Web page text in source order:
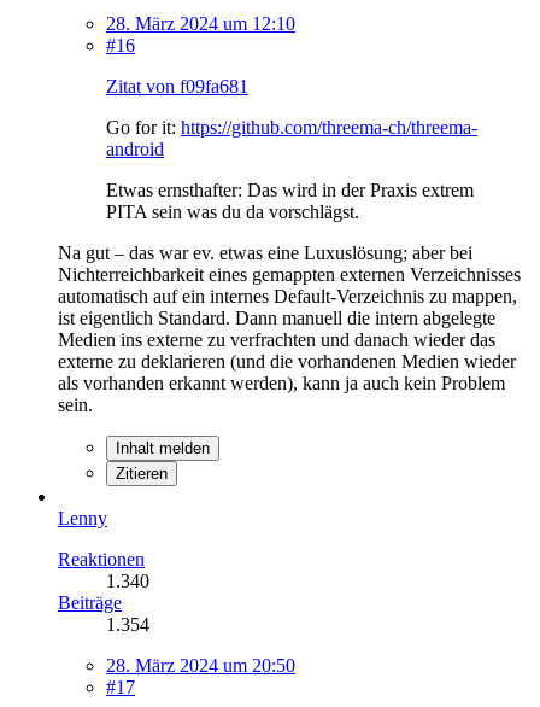
28. März 2024 um 12:10
#16
Zitat von f09fa681
Go for it: https://github.com/threema-ch/threema-
android
Etwas ernsthafter: Das wird in der Praxis extrem
PITA sein was du da vorschlägst.
Na gut – das war ev. etwas eine Luxuslösung; aber bei
Nichterreichbarkeit eines gemappten externen Verzeichnisses
automatisch auf ein internes Default-Verzeichnis zu mappen,
ist eigentlich Standard. Dann manuell die intern abgelegte
Medien ins externe zu verfrachten und danach wieder das
externe zu deklarieren (und die vorhandenen Medien wieder
als vorhanden erkannt werden), kann ja auch kein Problem
sein.
Inhalt melden
Zitieren
Lenny
Reaktionen
1.340
Beiträge
1.354
28. März 2024 um 20:50
#17